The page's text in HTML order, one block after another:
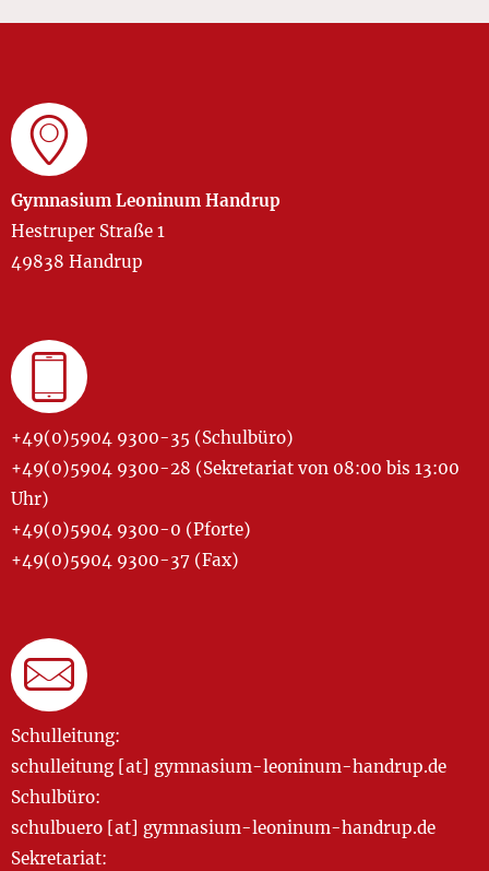
Gymnasium Leoninum Handrup
Hestruper Straße 1
49838 Handrup
+49(0)5904 9300-35 (Schulbüro)
+49(0)5904 9300-28 (Sekretariat von 08:00 bis 13:00
Uhr)
+49(0)5904 9300-0 (Pforte)
+49(0)5904 9300-37 (Fax)
Schulleitung:
schulleitung [at] gymnasium-leoninum-handrup.de
Schulbüro:
schulbuero [at] gymnasium-leoninum-handrup.de
Sekretariat: